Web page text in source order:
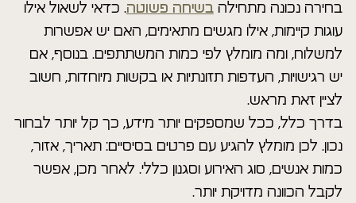
בחירה נכונה מתחילהבשיחה פשוטה. כדאי לשאול אילו
עוגות קיימות, אילו מגשים מתאימים, האם יש אפשרות
למשלוח, ומה מומלץ לפי כמות המשתתפים. בנוסף, אם
יש רגישויות, העדפות תזונתיות או בקשות מיוחדות, חשוב
לציין זאת מראש.
בדרך כלל, ככל שמספקים יותר מידע, כך קל יותר לבחור
נכון. לכן מומלץ להגיע עם פרטים בסיסיים: תאריך, אזור,
כמות אנשים, סוג האירוע וסגנון כללי. לאחר מכן, אפשר
לקבל הכוונה מדויקת יותר.